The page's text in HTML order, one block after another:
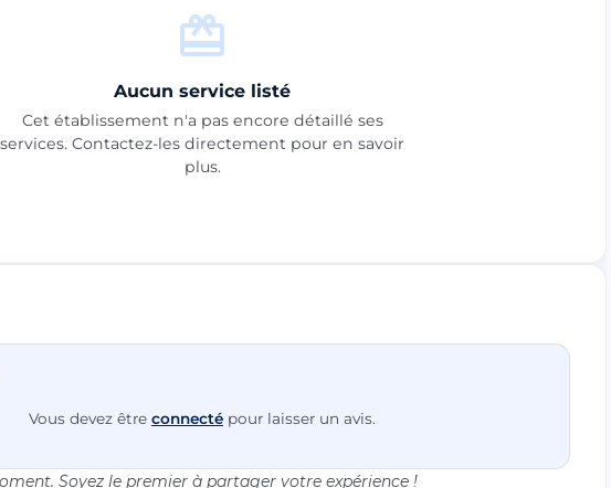
Aucun service listé
Cet établissement n'a pas encore détaillé ses
services. Contactez-les directement pour en savoir
plus.
Vous devez être connecté pour laisser un avis.
Soyez le premier à partager votre expérience !